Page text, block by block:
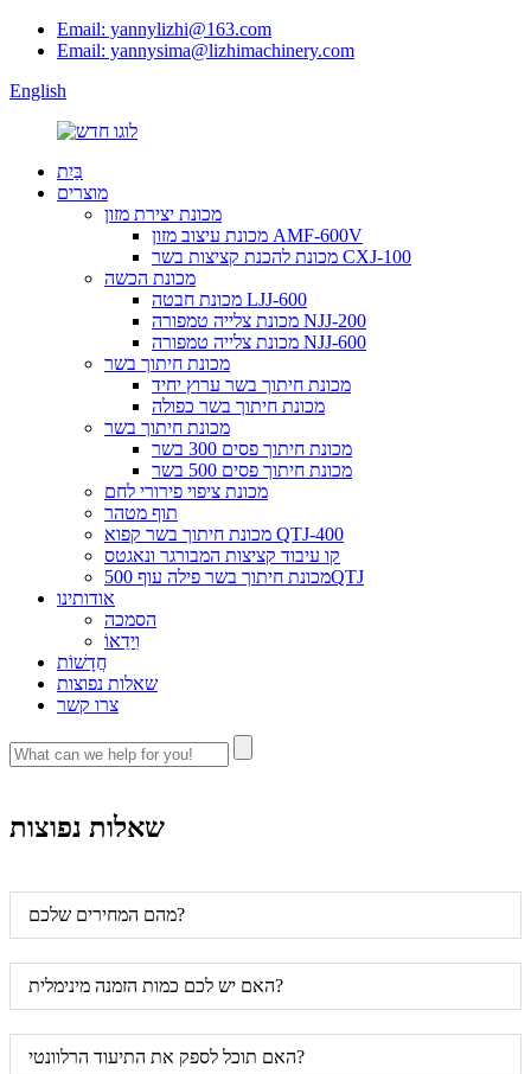
Email: yannylizhi@163.com
Email: yannysima@lizhimachinery.com
English
בַּיִת
מוצרים
מכונת יצירת מזון
מכונת עיצוב מזון AMF-600V
מכונת להכנת קציצות בשר CXJ-100
מכונת הכשה
מכונת חבטה LJJ-600
מכונת צלייה טמפורה NJJ-200
מכונת צלייה טמפורה NJJ-600
מכונת חיתוך בשר
מכונת חיתוך בשר ערוץ יחיד
מכונת חיתוך בשר כפולה
מכונת חיתוך בשר
מכונת חיתוך פסים 300 בשר
מכונת חיתוך פסים 500 בשר
מכונת ציפוי פירורי לחם
תוף מטהר
מכונת חיתוך בשר קפוא QTJ-400
קו עיבוד קציצות המבורגר ונאגטס
מכונת חיתוך בשר פילה עוף 500QTJ
אודותינו
הסמכה
וִידֵאוֹ
חֲדָשׁוֹת
שאלות נפוצות
צרו קשר
שאלות נפוצות
מהם המחירים שלכם?
האם יש לכם כמות הזמנה מינימלית?
האם תוכל לספק את התיעוד הרלוונטי?